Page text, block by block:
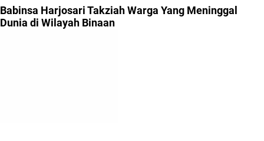
Babinsa Harjosari Takziah Warga Yang Meninggal
Dunia di Wilayah Binaan